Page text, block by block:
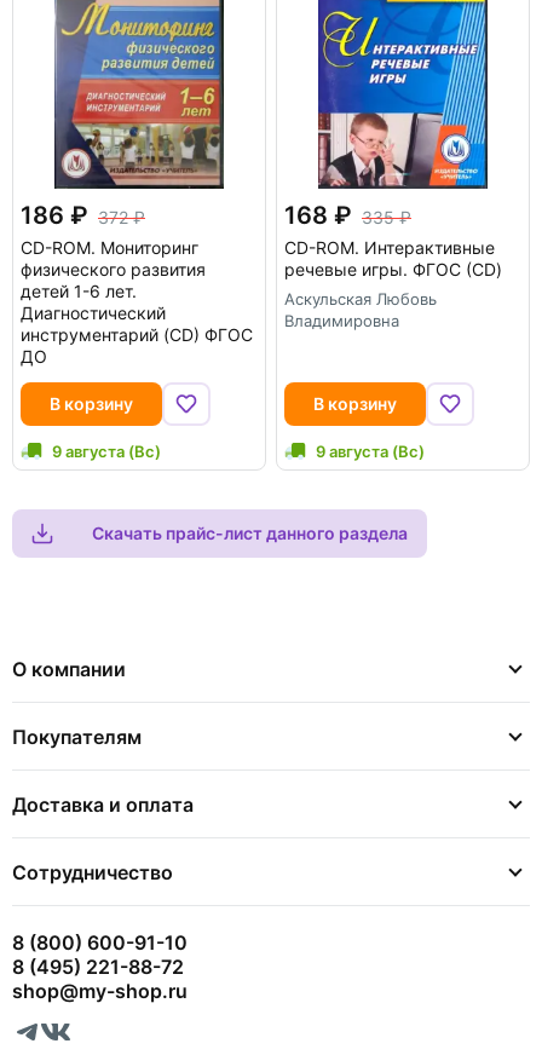
186
372
CD-ROM. Мониторинг
физического развития
детей 1-6 лет.
Диагностический
инструментарий (CD) ФГОС
ДО
В корзину
9 августа (Вс)
168
335
CD-ROM. Интерактивные
речевые игры. ФГОС (CD)
Аскульская Любовь
Владимировна
В корзину
9 августа (Вс)
Скачать прайс-лист данного раздела
О компании
Покупателям
Доставка и оплата
Сотрудничество
8 (800) 600-91-10
8 (495) 221-88-72
shop@my-shop.ru